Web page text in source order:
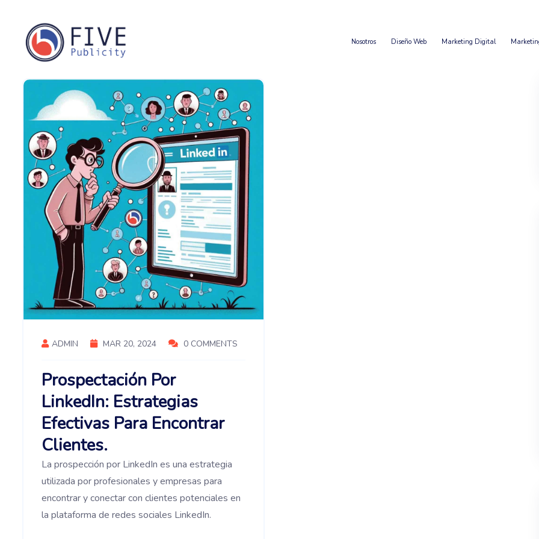
Nosotros Diseño Web Marketing Digital
ADMIN MAR 20, 2024 0 COMMENTS
Prospectación Por
LinkedIn: Estrategias
Efectivas Para Encontrar
Clientes.
La prospección por LinkedIn es una estrategia
utilizada por profesionales y empresas para
encontrar y conectar con clientes potenciales en
la plataforma de redes sociales LinkedIn.